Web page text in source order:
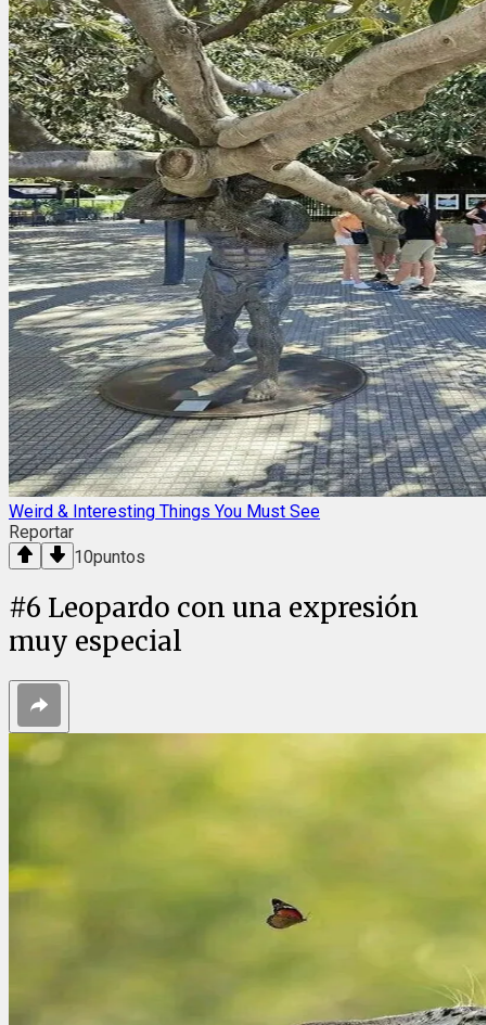
Weird & Interesting Things You Must See
Reportar
10puntos
#6 Leopardo con una expresión
muy especial